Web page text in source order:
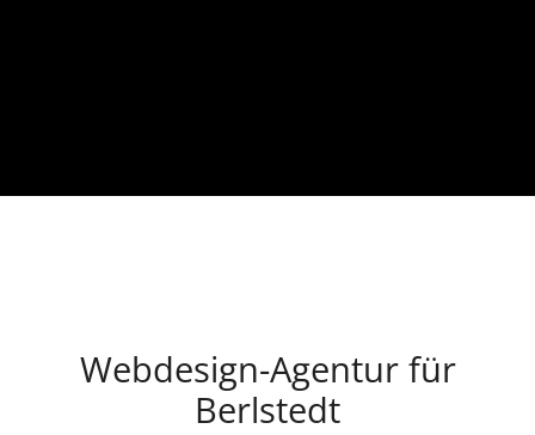
Webdesign-Agentur für
Berlstedt